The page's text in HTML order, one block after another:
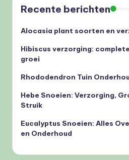
Recente berichten
Alocasia plant soorten en
Hibiscus verzorging:
groei
Rhododendron Tuin
Hebe Snoeien: Verzorging,
Struik
Eucalyptus Snoeien: Alles
en Onderhoud